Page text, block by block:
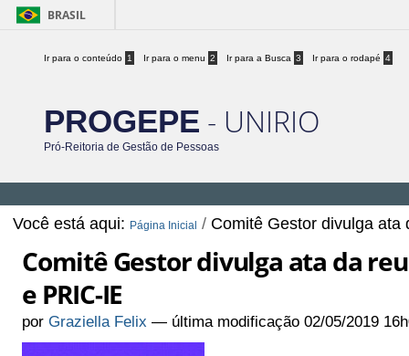
BRASIL
Ir para o conteúdo 1 Ir para o menu 2 Ir para a Busca 3 Ir para o rodapé 4
PROGEPE - UNIRIO
Pró-Reitoria de Gestão de Pessoas
Você está aqui: Página Inicial / Comitê Gestor divulga ata
Comitê Gestor divulga ata da
e PRIC-IE
porGraziella Felix — última modificação 02/05/2019